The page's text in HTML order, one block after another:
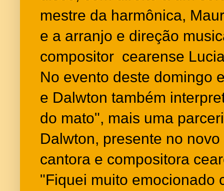
mestre da harmônica,
e a arranjo e direção
compositor cearense
No evento deste domingo
e Dalwton também
do mato", mais uma
Dalwton, presente no
cantora e compositora
"Fiquei muito emocionado